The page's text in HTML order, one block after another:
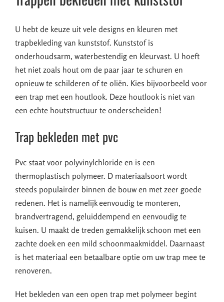
U hebt de keuze uit vele designs en kleuren met
trapbekleding van kunststof. Kunststof is
onderhoudsarm, waterbestendig en kleurvast. U hoeft
het niet zoals hout om de paar jaar te schuren en
opnieuw te schilderen of te oliën. Kies bijvoorbeeld voor
een trap met een houtlook. Deze houtlook is niet van
een echte houtstructuur te onderscheiden!
Trap bekleden met pvc
Pvc staat voor polyvinylchloride en is een
thermoplastisch polymeer. D materiaalsoort wordt
steeds populairder binnen de bouw en met zeer goede
redenen. Het is namelijk eenvoudig te monteren,
brandvertragend, geluiddempend en eenvoudig te
kuisen. U maakt de treden gemakkelijk schoon met een
zachte doek en een mild schoonmaakmiddel. Daarnaast
is het materiaal een betaalbare optie om uw trap mee te
renoveren.
Het bekleden van een open trap met polymeer begint